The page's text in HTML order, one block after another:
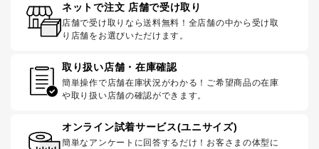
ネットで注文 店舗で受け取り
店舗で受け取りなら送料無料！全店舗の中から受け取
り店舗をお選びいただけます。
取り扱い店舗・在庫確認
簡単操作で店舗在庫状況がわかる！ご希望商品の在庫
や取り扱い店舗の確認ができます。
オンライン試着サービス(ユニサイズ)
簡単なアンケートに回答するだけ！お客さまの体型に